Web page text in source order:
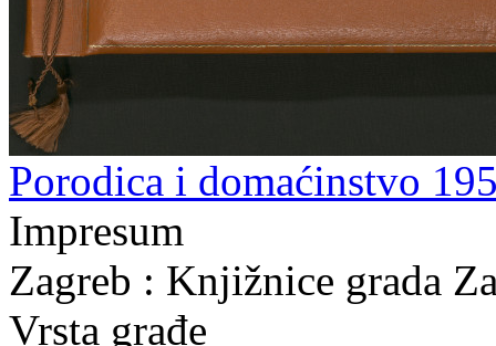
Porodica i domaćinstvo
Impresum
Zagreb : Knjižnice grada
Vrsta građe